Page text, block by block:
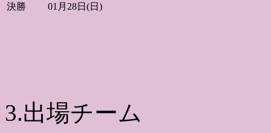
決勝
01月28日(日)
3.出場チーム